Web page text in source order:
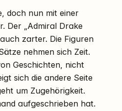
doch nun mit einer
Der „Admiral Drake
zarter. Die Figuren
nehmen sich Zeit.
Geschichten, nicht
sich die andere Seite
um Zugehörigkeit.
aufgeschrieben hat.